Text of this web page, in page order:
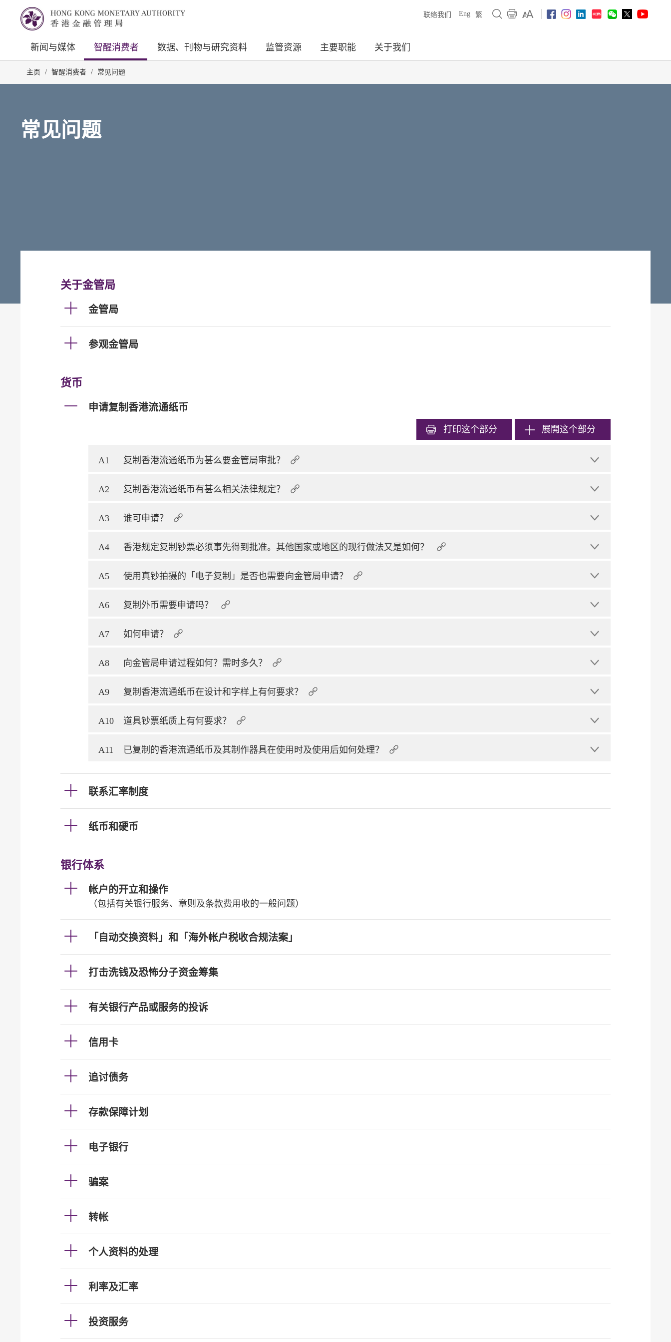
联络我们 Eng 繁
新闻与媒体 智醒消费者 数据、刊物与研究资料 监管资源 主要职能 关于我们
主页 / 智醒消费者 / 常见问题
常见问题
关于金管局
金管局
参观金管局
货币
申请复制香港流通纸币
打印这个部分 展開这个部分
A1 复制香港流通纸币为甚么要金管局审批？
A2 复制香港流通纸币有甚么相关法律规定？
A3 谁可申请？
A4 香港规定复制钞票必须事先得到批准。其他国家或地区的现行做法又是如何？
A5 使用真钞拍摄的「电子复制」是否也需要向金管局申请？
A6 复制外币需要申请吗？
A7 如何申请？
A8 向金管局申请过程如何？需时多久？
A9 复制香港流通纸币在设计和字样上有何要求？
A10 道具钞票纸质上有何要求？
A11 已复制的香港流通纸币及其制作器具在使用时及使用后如何处理？
联系汇率制度
纸币和硬币
银行体系
帐户的开立和操作
（包括有关银行服务、章则及条款费用收的一般问题）
「自动交换资料」和「海外帐户税收合规法案」
打击洗钱及恐怖分子资金筹集
有关银行产品或服务的投诉
信用卡
追讨债务
存款保障计划
电子银行
骗案
转帐
个人资料的处理
利率及汇率
投资服务